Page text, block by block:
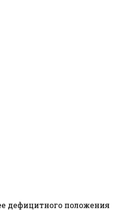
дефицитного положения